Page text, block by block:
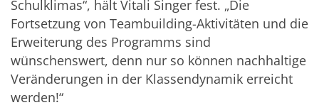
Schulklimas“, hält Vitali Singer fest. „Die
Fortsetzung von Teambuilding-Aktivitäten und die
Erweiterung des Programms sind
wünschenswert, denn nur so können nachhaltige
Veränderungen in der Klassendynamik erreicht
werden!“